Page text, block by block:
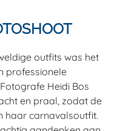
outfits was het
professionele
Heidi Bos
en praal, zodat de
haar carnavalsoutfit.